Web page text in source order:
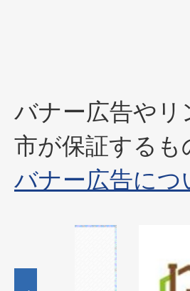
バナー広告や
市が保証する
バナー広告につ
枚